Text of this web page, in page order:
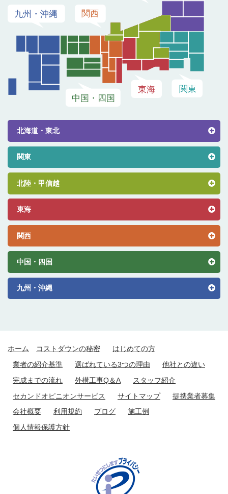
北海道・東北
関東
北陸・甲信越
東海
関西
中国・四国
九州・沖縄
ホーム コストダウンの秘密
はじめての方
業者の紹介基準
選ばれている3つの理由
他社との違い
完成までの流れ
外構工事Q＆A
スタッフ紹介
セカンドオピニオンサービス
サイトマップ
提携業者募集
会社概要
利用規約 ブログ
施工例
個人情報保護方針